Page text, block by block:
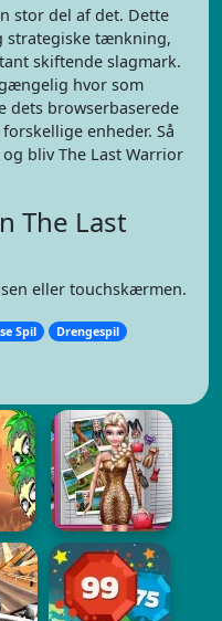
stor del af det. Dette
strategiske tænkning,
skiftende slagmark.
hvor som
dets browserbaserede
enheder. Så
bliv The Last Warrior
The Last
eller touchskærmen.
Spil
Drengespil